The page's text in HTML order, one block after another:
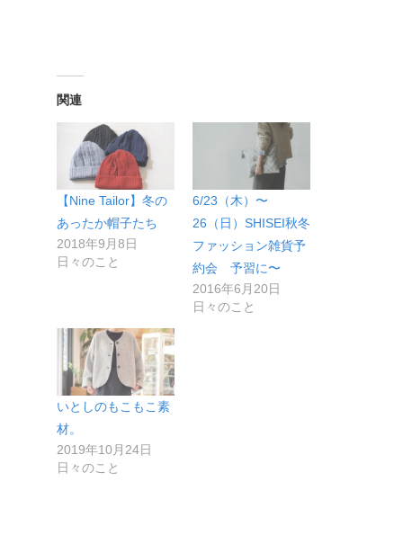
関連
【Nine Tailor】冬の
あったか帽子たち
2018年9月8日
日々のこと
6/23（木）〜
26（日）SHISEI秋冬
ファッション雑貨予
約会 予習に〜
2016年6月20日
日々のこと
いとしのもこもこ素
材。
2019年10月24日
日々のこと